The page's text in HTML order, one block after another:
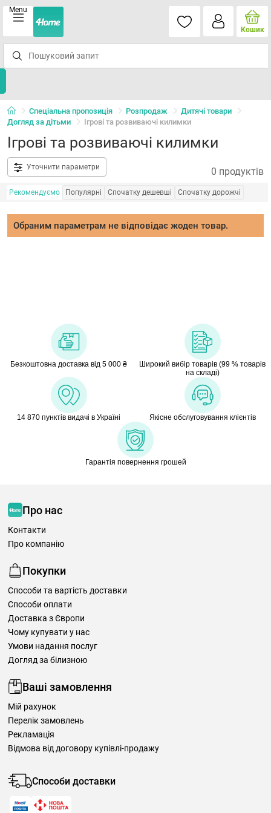
Menu
Кошик
Спеціальна пропозиція Розпродаж
Дитячі товари
Догляд за дітьми
Ігрові та розвиваючі килимки
Ігрові та розвиваючі килимки
Уточнити параметри 0 продуктів
Рекомендуємо Популярні Спочатку дешевші Спочатку дорожчі
Обраним параметрам не відповідає жоден товар.
Безкоштовна доставка від 5 000 ₴
Широкий вибір товарів (99 % товарів
на складі)
14 870 пунктів видачі в Україні Якісне обслуговування клієнтів
Гарантія повернення грошей
Про нас
Контакти
Про компанію
Покупки
Способи та вартість доставки
Способи оплати
Доставка з Європи
Чому купувати у нас
Умови надання послуг
Догляд за білизною
Ваші замовлення
Мій рахунок
Перелік замовлень
Рекламація
Відмова від договору купівлі-продажу
Способи доставки